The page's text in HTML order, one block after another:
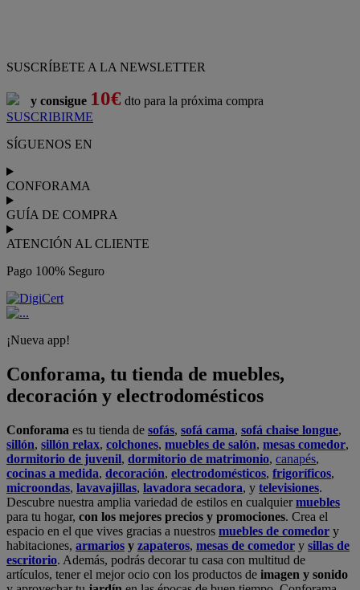
SUSCRÍBETE A LA NEWSLETTER
y consigue 10€ dto para la próxima compra
SUSCRIBIRME
SÍGUENOS EN
CONFORAMA
GUÍA DE COMPRA
ATENCIÓN AL CLIENTE
Pago 100% Seguro
¡Nueva app!
Conforama, tu tienda de muebles,
decoración y electrodomésticos
Conforama es tu tienda de sofás, sofá cama, sofá chaise longue,
sillón, sillón relax, colchones, muebles de salón, mesas comedor,
dormitorio de juvenil, dormitorio de matrimonio, canapés,
cocinas a medida, decoración, electrodomésticos, frigoríficos,
microondas, lavavajillas, lavadora secadora, y televisiones.
Descubre nuestra amplia variedad de estilos en cualquiermuebles
para tu hogar, con los mejores precios y promociones. Crea el
espacio en el que vives gracias a nuestros muebles de comedor y
habitaciones, armarios y zapateros, mesas de comedor y sillas de
escritorio. Además, podrás decorar tu casa con multitud de
artículos, tener el mejor ocio con los productos de imagen y sonido